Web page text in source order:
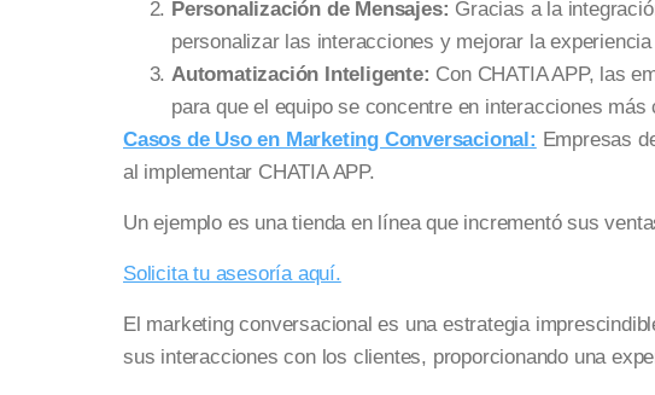
Personalización de Mensajes: Gracias a la
personalizar las interacciones y mejorar la
Automatización Inteligente: Con CHATIA APP, las
para que el equipo se concentre en interacciones
Casos de Uso en Marketing Conversacional: Empresas
al implementar CHATIA APP.
Un ejemplo es una tienda en línea que incrementó sus
Solicita tu asesoría aquí.
El marketing conversacional es una estrategia
sus interacciones con los clientes, proporcionando una